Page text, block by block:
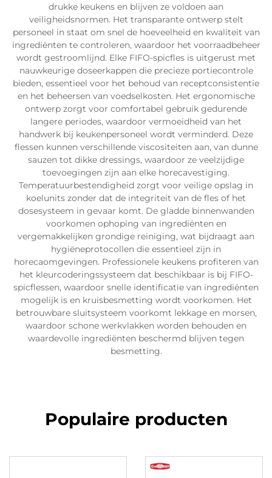
drukke keukens en blijven ze voldoen aan
veiligheidsnormen. Het transparante ontwerp stelt
personeel in staat om snel de hoeveelheid en kwaliteit van
ingrediënten te controleren, waardoor het voorraadbeheer
wordt gestroomlijnd. Elke FIFO-spicfles is uitgerust met
nauwkeurige doseerkappen die precieze portiecontrole
bieden, essentieel voor het behoud van receptconsistentie
en het beheersen van voedselkosten. Het ergonomische
ontwerp zorgt voor comfortabel gebruik gedurende
langere periodes, waardoor vermoeidheid van het
handwerk bij keukenpersoneel wordt verminderd. Deze
flessen kunnen verschillende viscositeiten aan, van dunne
sauzen tot dikke dressings, waardoor ze veelzijdige
toevoegingen zijn aan elke horecavestiging.
Temperatuurbestendigheid zorgt voor veilige opslag in
koelunits zonder dat de integriteit van de fles of het
dosesysteem in gevaar komt. De gladde binnenwanden
voorkomen ophoping van ingrediënten en
vergemakkelijken grondige reiniging, wat bijdraagt aan
hygiëneprotocollen die essentieel zijn in
horecaomgevingen. Professionele keukens profiteren van
het kleurcoderingssysteem dat beschikbaar is bij FIFO-
spicflessen, waardoor snelle identificatie van ingrediënten
mogelijk is en kruisbesmetting wordt voorkomen. Het
betrouwbare sluitsysteem voorkomt lekkage en morsen,
waardoor schone werkvlakken worden behouden en
waardevolle ingrediënten beschermd blijven tegen
besmetting.
Populaire producten